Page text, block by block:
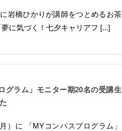
岩橋ひかりが講師をつとめるお茶
に気づく！七夕キャリアフ [...]
グラム」モニター期20名の受講生
）に 「MYコンパスプログラム」